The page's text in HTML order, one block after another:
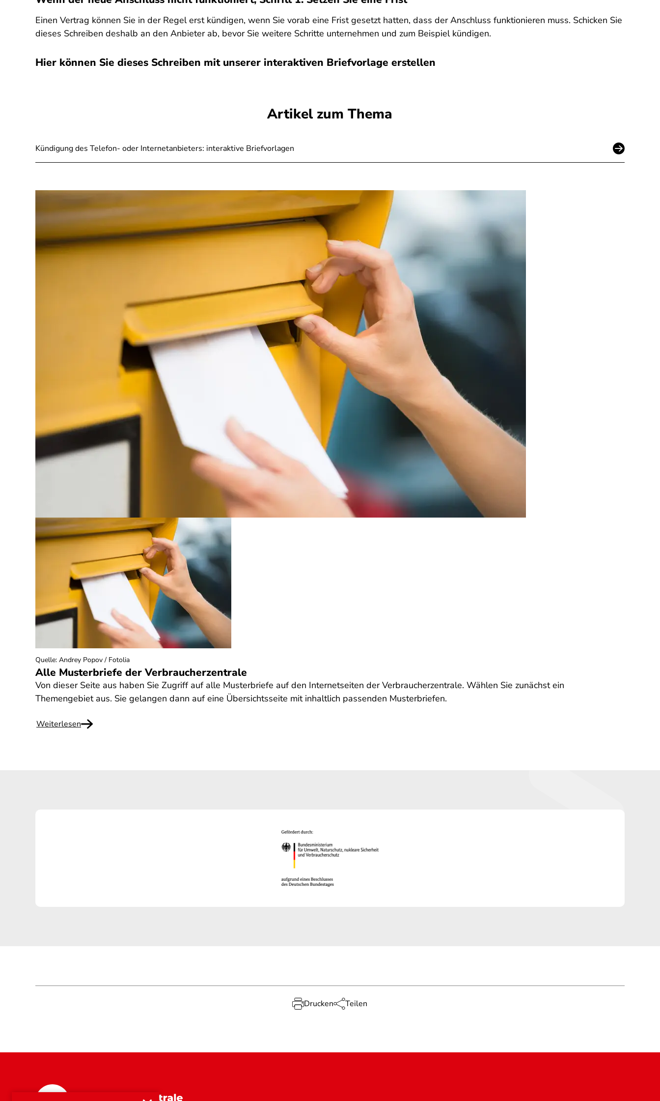
Einen Vertrag können Sie in der Regel erst kündigen, wenn Sie vorab eine Frist gesetzt hatten, dass der Anschluss funktionieren muss. Schicken Sie
dieses Schreiben deshalb an den Anbieter ab, bevor Sie weitere Schritte unternehmen und zum Beispiel kündigen.
Hier können Sie dieses Schreiben mit unserer interaktiven Briefvorlage erstellen
Artikel zum Thema
Kündigung des Telefon- oder Internetanbieters: interaktive Briefvorlagen
Alle Musterbriefe der Verbraucherzentrale
Von dieser Seite aus haben Sie Zugriff auf alle Musterbriefe auf den Internetseiten der Verbraucherzentrale. Wählen Sie zunächst ein
Themengebiet aus. Sie gelangen dann auf eine Übersichtsseite mit inhaltlich passenden Musterbriefen.
Weiterlesen
Quelle: Andrey Popov / Fotolia
Drucken Teilen